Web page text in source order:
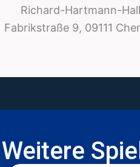
Richard-Hartmann-
Fabrikstraße 9, 09111
Weitere